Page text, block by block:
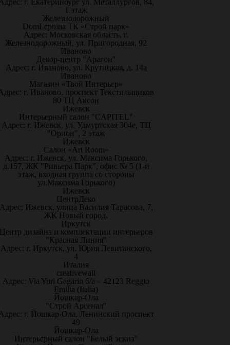
г. Екатеринбург ул. Металлургов, 84,
1 этаж
Железнодорожный
DomLepnina ТК «Строй парк»
Адрес: Московская область, г.
Железнодорожный, ул. Пригородная, 92
Иваново
Декор-центр "Арагон"
Адрес: г. Иваново, ул. Крутицкая, д. 14а
Иваново
Магазин «Твой Интерьер»
г. Иваново, проспект Текстильщиков
80 ТЦ Аксон
Ижевск
Интерьерный салон "CAPITEL"
Адрес: г. Ижевск, ул. Удмуртская 304е, ТЦ
"Орион", 2 этаж
Ижевск
Салон «Art Room»
Адрес: г. Ижевск, ул. Максима Горького,
д.157, ЖК "Ривьера Парк", офис № 5 (1-й
этаж, входная группа со стороны
ул.Максима Горького)
Ижевск
ЦентрДеко
Ижевск, улица Василия Тарасова, 7,
ЖК Новый город.
Иркутск
дизайна и комплектации интерьеров
"Красная Линия"
Адрес: г. Иркутск, ул. Юрия Левитанского,
4
Италия
creativewall
Адрес: Via Yuri Gagarin 6/a – 42123 Reggio
Emilia (Italia)
Йошкар-Ола
"Строй Арсенал"
г. Йошкар-Ола, Ленинский проспект
49
Йошкар-Ола
Интерьерный салон "Белый эскиз"